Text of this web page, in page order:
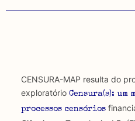
CENSURA-MAP resulta do
exploratório Censura(s):
processos censórios